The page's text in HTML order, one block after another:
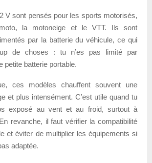
V sont pensés pour les sports motorisés,
la motoneige et le VTT. Ils sont
par la batterie du véhicule, ce qui
de choses : tu n’es pas limité par
petite batterie portable.
ces modèles chauffent souvent une
et plus intensément. C’est utile quand tu
exposé au vent et au froid, surtout à
revanche, il faut vérifier la compatibilité
et éviter de multiplier les équipements si
adaptée.